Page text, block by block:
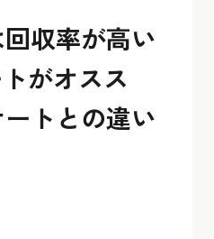
収率が高い
がオスス
トとの違い